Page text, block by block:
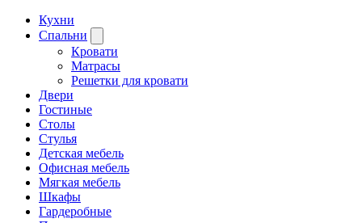
Кухни
Спальни
Кровати
Матрасы
Решетки для кровати
Двери
Гостиные
Столы
Стулья
Детская мебель
Офисная мебель
Мягкая мебель
Шкафы
Гардеробные